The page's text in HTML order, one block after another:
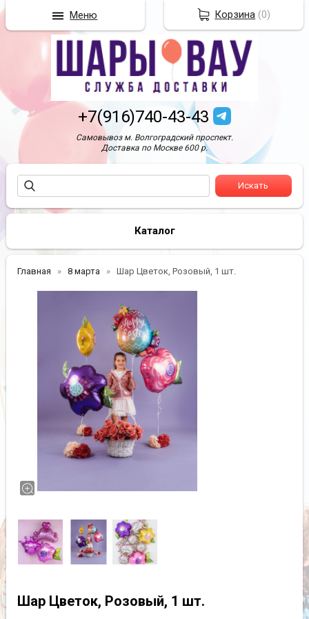
+7(916)740-43-43
Самовывоз м. Волгоградский проспект.
Доставка по Москве 600 р.
Каталог
Главная 8 марта Шар Цветок, Розовый, 1 шт.
Шар Цветок, Розовый, 1 шт.
Корзина (0)
Меню